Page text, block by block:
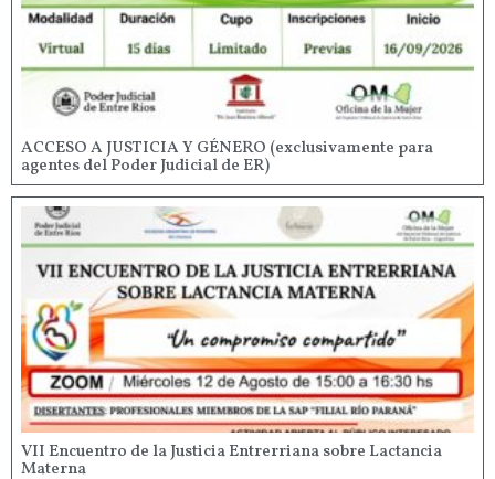
ACCESO A JUSTICIA Y GÉNERO (exclusivamente para
agentes del Poder Judicial de ER)
VII Encuentro de la Justicia Entrerriana sobre Lactancia
Materna